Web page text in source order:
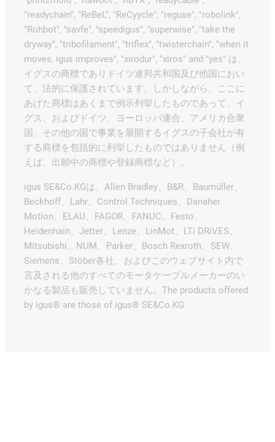
"readychain", "ReBeL", "ReCyycle", "reguse", "robolink",
"Rohbot", "savfe", "speedigus", "superwise", "take the
dryway", "tribofilament", "triflex", "twisterchain", "when it
moves, igus improves", "xirodur", "xiros" and "yes" は、
イグスの商標でありドイツ連邦共和国及び他国におい
て、法的に保護されています。しかしながら、ここに
あげた商標はあくまで例示列挙したものであって、イ
グス、およびドイツ、ヨーロッパ連合、アメリカ合衆
国、その他の国で事業を展開するイグスの子会社が有
する商標を包括的に列挙したものではありません（例
えば、出願中の商標や登録商標など）。
igus SE&Co.KGは、Allen Bradley、B&R、Baumüller、
Beckhoff、Lahr、Control Techniques、Danaher
Motion、ELAU、FAGOR、FANUC、Festo、
Heidenhain、Jetter、Lenze、LinMot、LTi DRiVES、
Mitsubishi、NUM、Parker、Bosch Rexroth、SEW、
Siemens、Stöber各社、およびこのウェブサイト内で
言及される他のすべてのモータケーブルメーカーのい
かなる製品も販売していません。The products offered
by igus® are those of igus® SE&Co.KG